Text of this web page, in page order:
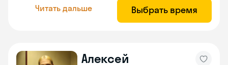
Читать дальше Выбрать время
Алексей